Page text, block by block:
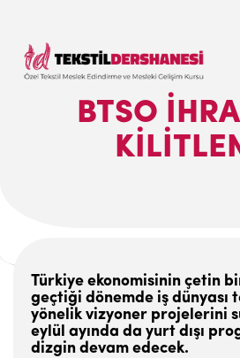
BTSO
Türkiye ekonomisinin çetin
geçtiği dönemde iş dünyası
yönelik vizyoner projelerini
eylül ayında da yurt dışı
dizgin devam edecek.